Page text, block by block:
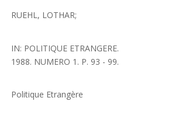
RUEHL, LOTHAR;
IN: POLITIQUE ETRANGERE.
1988. NUMERO 1. P. 93 - 99.
Politique Etrangère